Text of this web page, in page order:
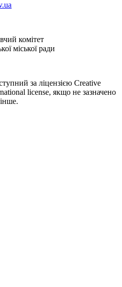
комітет
міської ради
за ліцензією Creative
license, якщо не зазначено
інше.